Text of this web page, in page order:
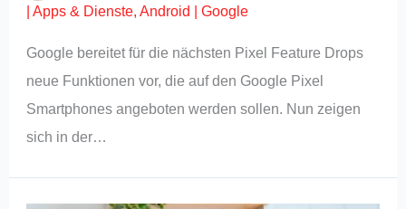
|Apps & Dienste,Android |Google
Google bereitet für die nächsten Pixel Feature Drops
neue Funktionen vor, die auf den Google Pixel
Smartphones angeboten werden sollen. Nun zeigen
sich in der…